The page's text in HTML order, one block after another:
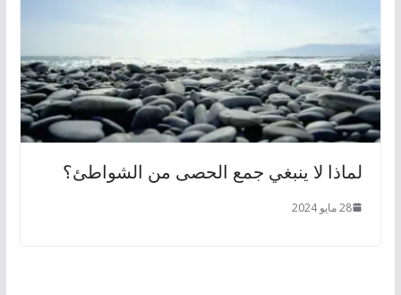
لماذا لا ينبغي جمع الحصى من الشواطئ؟
28 مايو 2024